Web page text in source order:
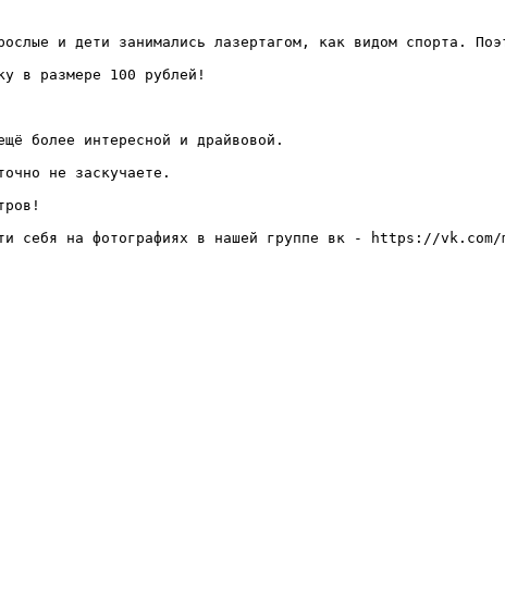
и дети занимались лазертагом, как видом спорта.
в размере 100 рублей!
более интересной и драйвовой.
не заскучаете.
себя на фотографиях в нашей группе вк - https://vk.com/